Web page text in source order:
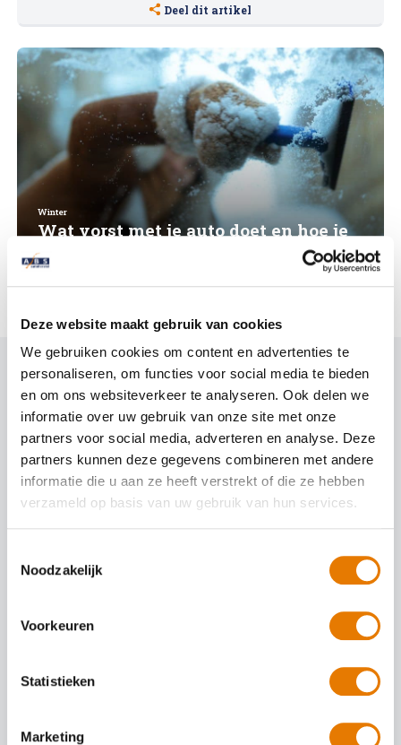
Deze website maakt gebruik van cookies
We gebruiken cookies om content en advertenties te
personaliseren, om functies voor social media te bieden
en om ons websiteverkeer te analyseren. Ook delen we
informatie over uw gebruik van onze site met onze
partners voor social media, adverteren en analyse. Deze
partners kunnen deze gegevens combineren met andere
informatie die u aan ze heeft verstrekt of die ze hebben
verzameld op basis van uw gebruik van hun services.
Noodzakelijk
Voorkeuren
Statistieken
Marketing
Deel dit artikel
Winter
Wat vorst met je auto doet en hoe je
schade voorkomt
Autoschade in het buitenland: wat
nu tijdens je vakantie?
Zwarte zaterdagen 2026: de drukste dagen
van de zomer en hoe je de file doorkomt
25 juni 2026